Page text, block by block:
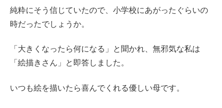
純粋にそう信じていたので、小学校にあがったぐらいの
時だったでしょうか。
「大きくなったら何になる」と聞かれ、無邪気な私は
「絵描きさん」と即答しました。
いつも絵を描いたら喜んでくれる優しい母です。